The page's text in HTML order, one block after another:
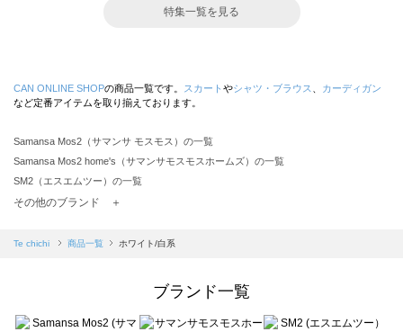
特集一覧を見る
CAN ONLINE SHOPの商品一覧です。 スカート やシャツ・ブラウス
カーディガン
など定番アイテムを取り揃えております。
Samansa Mos2（サマンサ モスモス）の一覧
Samansa Mos2 home's（サマンサモスモスホームズ）の一覧
SM2（エスエムツー）の一覧
TSUHARU by Samansa Mos2（ツハルバイサマンサモスモス）の一覧
Samansa Mos2 blue（サマンサモスモス ブルー）の一覧
Te chichi（テチチ）の一覧
その他のブランド ＋
Te chichi 商品一覧 ホワイト/白系
ブランド一覧